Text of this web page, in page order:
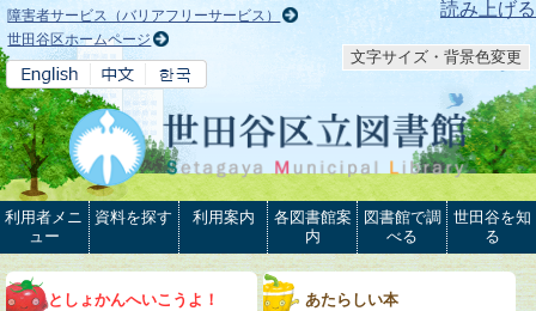
本文へ 読み上げる
障害者サービス（バリアフリーサービス）
世田谷区ホームページ
文字サイズ・背景色変更
利用者メニ
ュー
資料を探す 利用案内
各図書館案
内
図書館で調
べる
世田谷を知
る
としょかんへいこうよ！ あたらしい本